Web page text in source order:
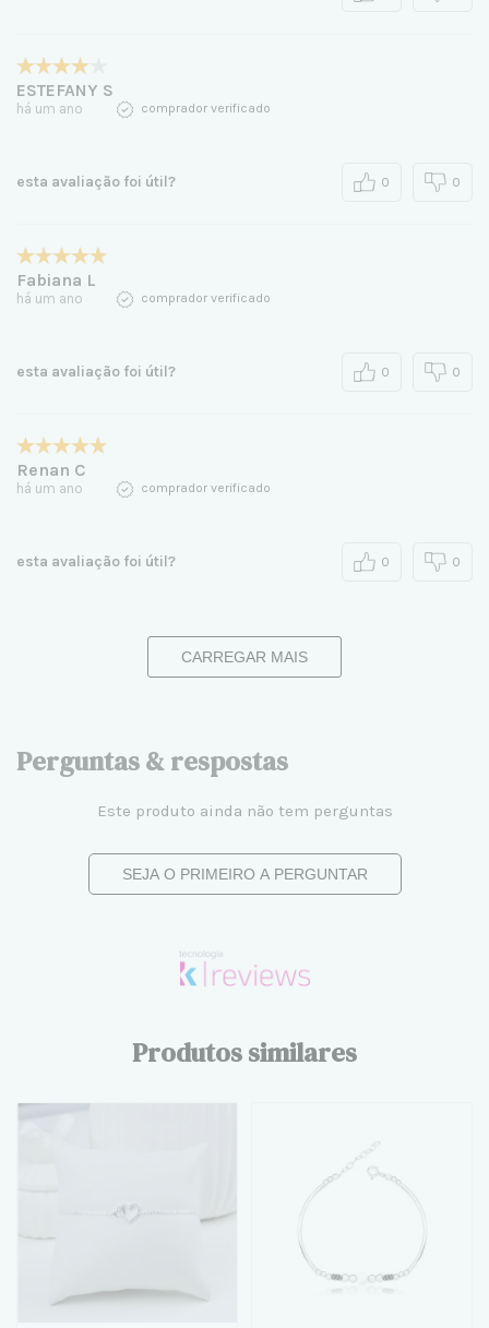
ESTEFANY S
há um ano comprador verificado
esta avaliação foi útil? 0 0
Fabiana L
há um ano comprador verificado
esta avaliação foi útil? 0 0
Renan C
há um ano comprador verificado
esta avaliação foi útil? 0 0
CARREGAR MAIS
Perguntas & respostas
Este produto ainda não tem perguntas
SEJA O PRIMEIRO A PERGUNTAR
Produtos similares